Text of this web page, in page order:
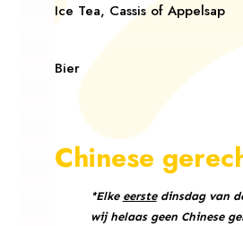
Ice Tea, Cassis of Appelsap
Bier
Chinese
*Elke eerstedinsdag van
wij helaas geen Chinese